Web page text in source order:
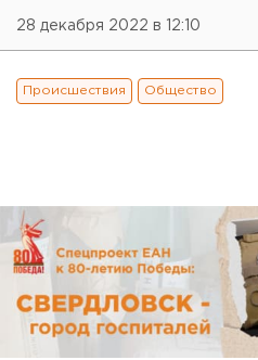
28 декабря 2022 в 12:10
Происшествия Общество